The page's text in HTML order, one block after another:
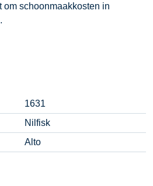
schoonmaakkosten in
1631
Nilfisk
Alto